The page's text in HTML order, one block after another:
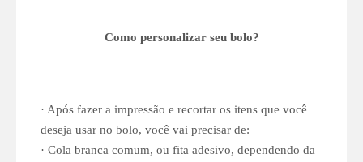
Como personalizar seu bolo?
· Após fazer a impressão e recortar os itens que você
deseja usar no bolo, você vai precisar de:
· Cola branca comum, ou fita adesivo, dependendo da